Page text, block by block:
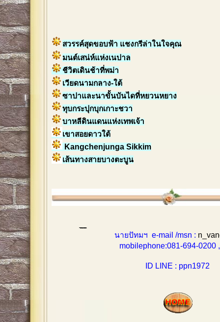
สวรรค์สุดขอบฟ้า แชงกรีล่าในใจคุณ
มนต์เสน่ห์แห่งเนปาล
ชีวิตเดินช้าที่พม่า
เวียดนามกลาง-ใต้
ซาปาและนาขั้นบันไดที่หยวนหยาง
ทุบกระปุกบุกเกาะชวา
บาหลีดินแดนแห่งเทพเจ้า
เขาสอยดาวใต้
Kangchenjunga Sikkim
เส้นทางสายบางตะบูน
นายปัทมฯ e-mail /msn :
mobilephone:081-694-0200 ,
ID LINE : ppn1972